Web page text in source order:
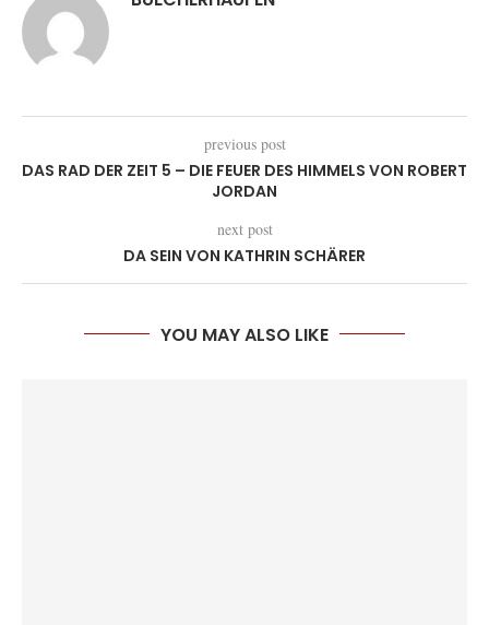
previous post
DAS RAD DER ZEIT 5 – DIE FEUER DES HIMMELS VON ROBERT
JORDAN
next post
DA SEIN VON KATHRIN SCHÄRER
YOU MAY ALSO LIKE